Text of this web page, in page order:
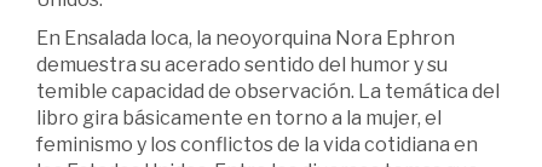
En Ensalada loca, la neoyorquina Nora Ephron
demuestra su acerado sentido del humor y su
temible capacidad de observación. La temática del
libro gira básicamente en torno a la mujer, el
feminismo y los conflictos de la vida cotidiana en